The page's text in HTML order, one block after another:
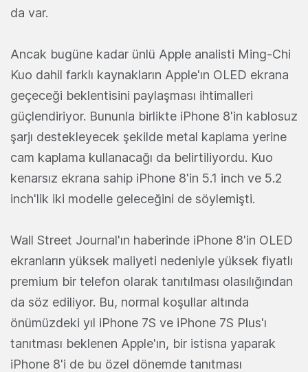
da var.
Ancak bugüne kadar ünlü Apple analisti Ming-Chi
Kuo dahil farklı kaynakların Apple'ın OLED ekrana
geçeceği beklentisini paylaşması ihtimalleri
güçlendiriyor. Bununla birlikte iPhone 8'in kablosuz
şarjı destekleyecek şekilde metal kaplama yerine
cam kaplama kullanacağı da belirtiliyordu. Kuo
kenarsız ekrana sahip iPhone 8'in 5.1 inch ve 5.2
inch'lik iki modelle geleceğini de söylemişti.
Wall Street Journal'ın haberinde iPhone 8'in OLED
ekranların yüksek maliyeti nedeniyle yüksek fiyatlı
premium bir telefon olarak tanıtılması olasılığından
da söz ediliyor. Bu, normal koşullar altında
önümüzdeki yıl iPhone 7S ve iPhone 7S Plus'ı
tanıtması beklenen Apple'ın, bir istisna yaparak
iPhone 8'i de bu özel dönemde tanıtması